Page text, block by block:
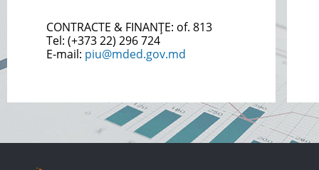
CONTRACTE & FINANȚE: of. 813
Tel: (+37322) 296 724
E-mail: piu@mded.gov.md